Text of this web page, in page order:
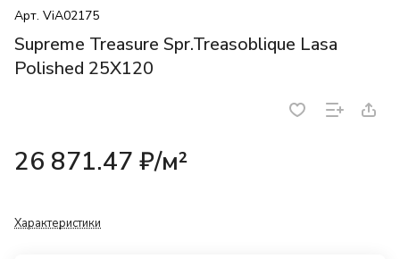
Арт. ViA02175
Supreme Treasure Spr.Treasoblique Lasa
Polished 25X120
26 871.47 ₽/м²
Характеристики